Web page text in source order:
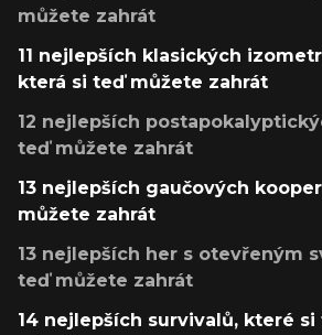
můžete zahrát
11 nejlepších klasických
která si teď můžete zahrát
12 nejlepších
teď můžete zahrát
13 nejlepších gaučových
můžete zahrát
13 nejlepších her s otevřeným
teď můžete zahrát
14 nejlepších survivalů, které